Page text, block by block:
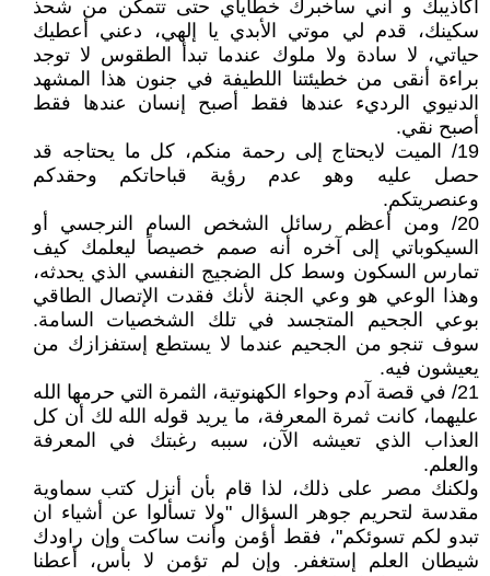
أكاذيبك و أني سأخبرك خطاياي حتى تتمكن من شحذ
سكينك، قدم لي موتي الأبدي يا إلهي، دعني أعطيك
حياتي، لا سادة ولا ملوك عندما تبدأ الطقوس لا توجد
براءة أنقى من خطيئتنا اللطيفة في جنون هذا المشهد
الدنيوي الرديء عندها فقط أصبح إنسان عندها فقط
أصبح نقي.
19/ الميت لايحتاج إلى رحمة منكم، كل ما يحتاجه قد
حصل عليه وهو عدم رؤية قباحاتكم وحقدكم
وعنصريتكم.
20/ ومن أعظم رسائل الشخص السام النرجسي أو
السيكوباتي إلى آخره أنه صمم خصيصاً ليعلمك كيف
تمارس السكون وسط كل الضجيج النفسي الذي يحدثه،
وهذا الوعي هو وعي الجنة لأنك فقدت الإتصال الطاقي
بوعي الجحيم المتجسد في تلك الشخصيات السامة.
سوف تنجو من الجحيم عندما لا يستطع إستفزازك من
يعيشون فيه.
21/ في قصة آدم وحواء الكهنوتية، الثمرة التي حرمها الله
عليهما، كانت ثمرة المعرفة، ما يريد قوله الله لك أن كل
العذاب الذي تعيشه الآن، سببه رغبتك في المعرفة
والعلم.
ولكنك مصر على ذلك، لذا قام بأن أنزل كتب سماوية
مقدسة لتحريم جوهر السؤال "ولا تسألوا عن أشياء ان
تبدو لكم تسوئكم"، فقط أؤمن وأنت ساكت وإن راودك
شيطان العلم إستغفر. وإن لم تؤمن لا بأس، أعطنا